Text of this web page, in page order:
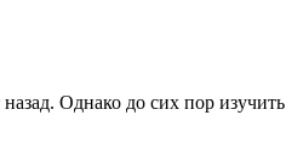
Однако до сих пор